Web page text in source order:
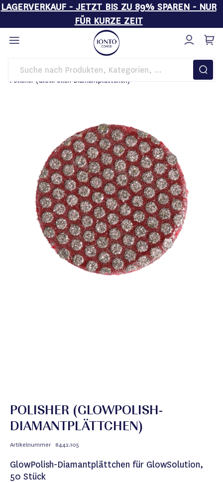
LAGERVERKAUF - JETZT BIS ZU 89% SPAREN - NUR
FÜR KURZE ZEIT
Direkt
zum
Inhalt
Startseite
Kosmetikgeräte
Polisher (GlowPolish-Diamantplättchen)
POLISHER (GLOWPOLISH-
DIAMANTPLÄTTCHEN)
Artikelnummer 8442.105
GlowPolish-Diamantplättchen für GlowSolution,
50 Stück